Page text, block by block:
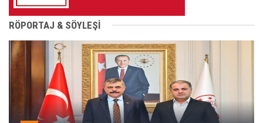
RÖPORTAJ & SÖYLEŞİ